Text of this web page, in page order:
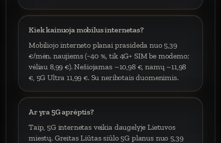
Kiek kainuoja mobilus internetas?
Mobiliojo interneto planai prasideda nuo 5,39
€/mėn. naujiems (−40 %, tik 4G+ SIM be modemo;
vėliau 8,99 €). Nešiojamas ~10,98 €, namų ~11,98
€, 5G Ultra 11,99 €. Su neribotais duomenimis.
Ar yra 5G aprėptis?
Taip, 5G internetas veikia daugelyje Lietuvos
miestų. Greitas Liūtas siūlo 5G planus nuo 5,39